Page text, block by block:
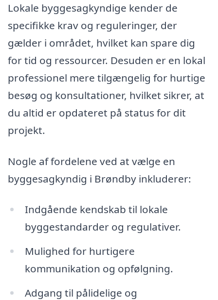
Lokale byggesagkyndige kender de
specifikke krav og reguleringer, der
gælder i området, hvilket kan spare dig
for tid og ressourcer. Desuden er en lokal
professionel mere tilgængelig for hurtige
besøg og konsultationer, hvilket sikrer, at
du altid er opdateret på status for dit
projekt.
Nogle af fordelene ved at vælge en
byggesagkyndig i Brøndby inkluderer:
Indgående kendskab til lokale
byggestandarder og regulativer.
Mulighed for hurtigere
kommunikation og opfølgning.
Adgang til pålidelige og